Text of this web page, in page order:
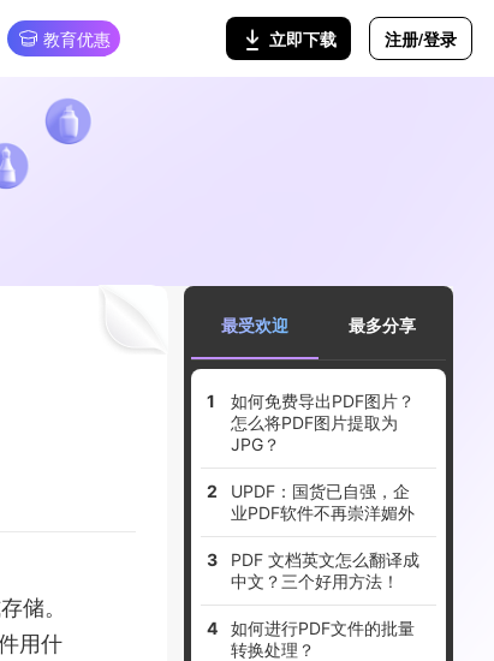
教育优惠 立即下载 注册/登录
储。
用什
最受欢迎 最多分享
如何免费导出PDF图片？
怎么将PDF图片提取为
JPG？
UPDF：国货已自强，企
业PDF软件不再崇洋媚外
PDF 文档英文怎么翻译成
中文？三个好用方法！
如何进行PDF文件的批量
转换处理？